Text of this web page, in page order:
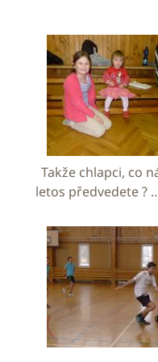
Takže chlapci, co
letos předvedete ?